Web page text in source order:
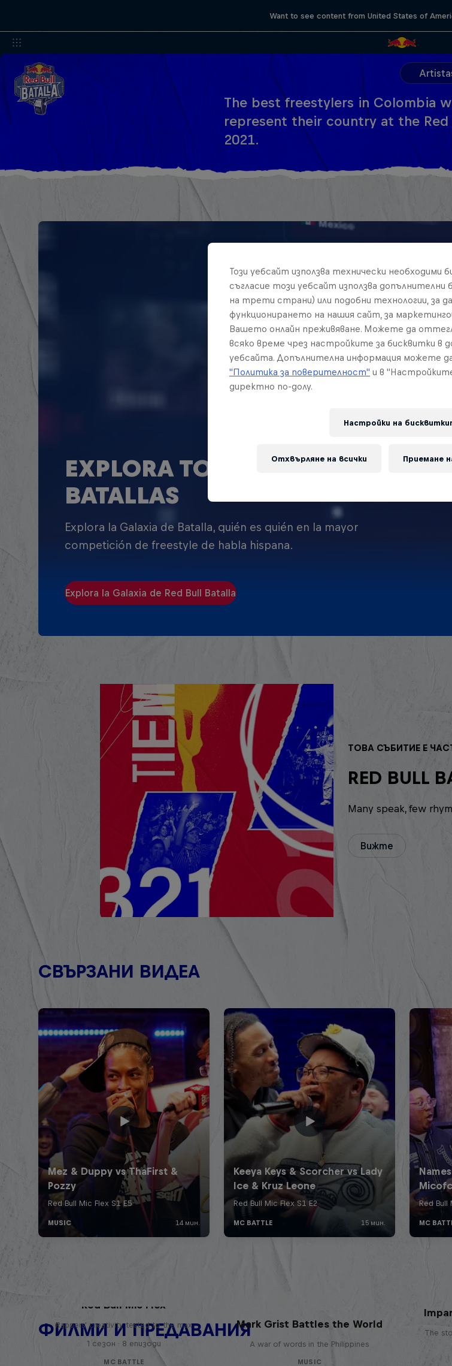
Want to see content from United States of
The best freestylers in Colombia
represent their country at the Red
2021.
EXPLORA TODAS SUS
BATALLAS
Explora la Galaxia de Batalla, quién es quién en la mayor
competición de freestyle de habla hispana.
Explora la Galaxia de Red Bull Batalla
ТОВА СЪБИТИЕ Е
RED BULL
Many speak, few
Вижте
СВЪРЗАНИ ВИДЕА
ФИЛМИ И ПРЕДАВАНИЯ
Red Bull Mic Flex
Rappers' creativity tested to the max
1 сезон · 8 епизоди
MC BATTLE
Mark Grist Battles the World
A war of words in the Philippines
MUSIC
The
Този уебсайт използва технически необходими
съгласие този уебсайт използва допълнителни
на трети страни) или подобни технологии, за
функционирането на нашия сайт, за
Вашето онлайн преживяване. Можете да
всяко време чрез настройките за бисквитки в
уебсайта. Допълнителна информация можете
"Политика за поверителност" и в
директно по-долу.
Настройки на
Отхвърляне на всички Приемане